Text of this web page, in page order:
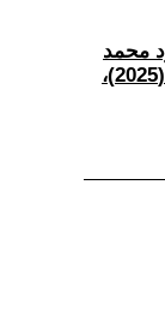
محمد
طه- كتاب: الإسلام المعاصر وتحدي الحداثة (2025)،